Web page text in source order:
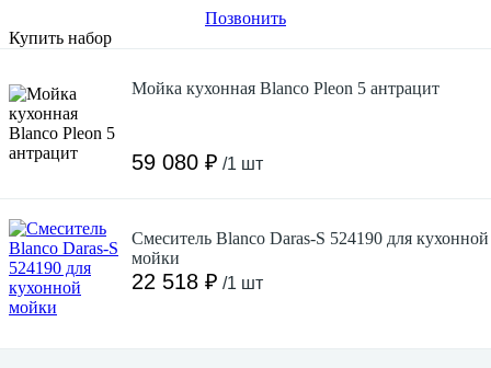
Позвонить
Купить набор
Мойка кухонная Blanco Pleon 5 антрацит
59 080 ₽ /1 шт
Смеситель Blanco Daras-S 524190 для кухонной
мойки
22 518 ₽ /1 шт